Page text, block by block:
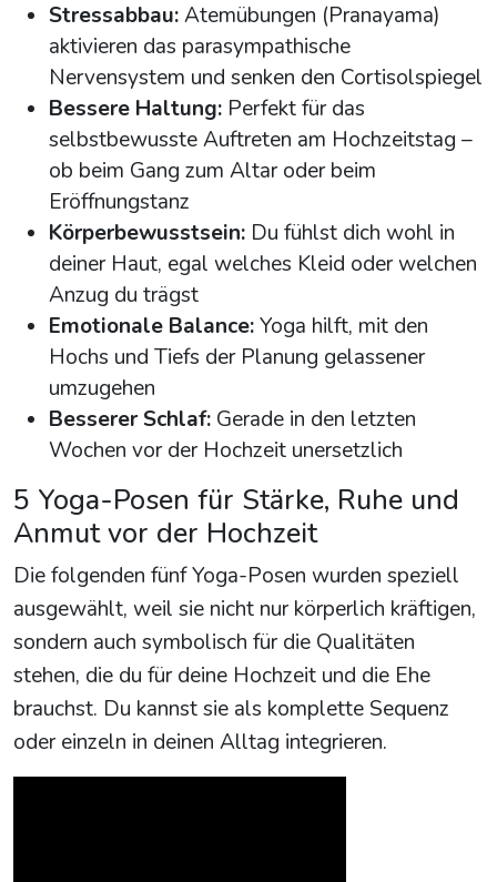
Stressabbau:Atemübungen (Pranayama)
aktivieren das parasympathische
Nervensystem und senken den Cortisolspiegel
Bessere Haltung: Perfekt für das
selbstbewusste Auftreten am Hochzeitstag –
ob beim Gang zum Altar oder beim
Eröffnungstanz
Körperbewusstsein: Du fühlst dich wohl in
deiner Haut, egal welches Kleid oder welchen
Anzug du trägst
Emotionale Balance:Yoga hilft, mit den
Hochs und Tiefs der Planung gelassener
umzugehen
Besserer Schlaf: Gerade in den letzten
Wochen vor der Hochzeit unersetzlich
5 Yoga-Posen für Stärke, Ruhe und
Anmut vor der Hochzeit
Die folgenden fünf Yoga-Posen wurden speziell
ausgewählt, weil sie nicht nur körperlich kräftigen,
sondern auch symbolisch für die Qualitäten
stehen, die du für deine Hochzeit und die Ehe
brauchst. Du kannst sie als komplette Sequenz
oder einzeln in deinen Alltag integrieren.